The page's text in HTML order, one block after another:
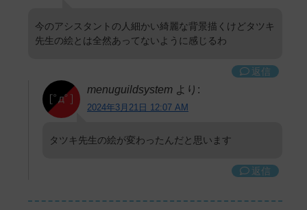
今のアシスタントの人細かい綺麗な背景描くけどタツキ
先生の絵とは全然あってないように感じるわ
返信
menuguildsystem より:
2024年3月21日 12:07 AM
タツキ先生の絵が変わったんだと思います
返信